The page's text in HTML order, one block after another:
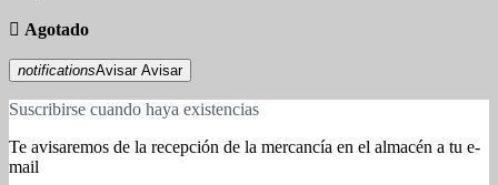
 Agotado
notificationsAvisar Avisar
Suscribirse cuando haya existencias
Te avisaremos de la recepción de la mercancía en el almacén a tu e-
mail